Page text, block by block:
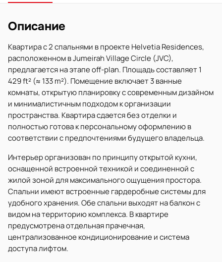
Описание
Квартира с 2 спальнями в проекте Helvetia Residences,
расположенном в Jumeirah Village Circle (JVC),
предлагается на этапе off-plan. Площадь составляет 1
429 ft² (≈ 133 m²). Помещение включает 3 ванные
комнаты, открытую планировку с современным дизайном
и минималистичным подходом к организации
пространства. Квартира сдается без отделки и
полностью готова к персональному оформлению в
соответствии с предпочтениями будущего владельца.
Интерьер организован по принципу открытой кухни,
оснащенной встроенной техникой и соединенной с
жилой зоной для максимального ощущения простора.
Спальни имеют встроенные гардеробные системы для
удобного хранения. Обе спальни выходят на балкон с
видом на территорию комплекса. В квартире
предусмотрена отдельная прачечная,
централизованное кондиционирование и система
доступа лифтом.